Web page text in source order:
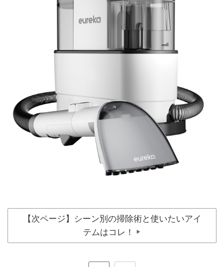
【次ページ】シーン別の掃除術と使いたいアイ
テムはコレ！
▶